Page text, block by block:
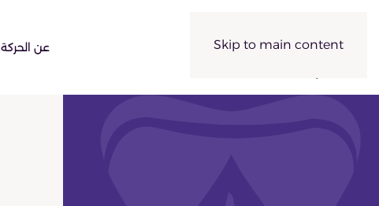
Skip to main content عن الحركة